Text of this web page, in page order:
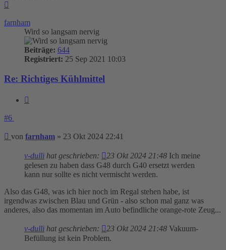
farnham
Wird so langsam nervig
Beiträge: 644
Registriert: 25 Sep 2021 10:03
Re: Richtiges Kühlmittel
#6
Beitrag
von farnham » 23 Okt 2024 22:41
v-dulli hat geschrieben: 23 Okt 2024 21:48 Ich meine
gelesen zu haben dass G48 durch G40 ersetzt werden
kann nur sollte es nicht vermischt werden.
Also das G48, was ich hier noch im Regal stehen habe, ist
irgendwas zwischen Blau und Grün - also schon mal ganz was
anderes, also das momentan im Auto befindliche orange-rote Zeug...
v-dulli hat geschrieben: 23 Okt 2024 21:48 Vakuum-
Befüllung ist kein Problem.